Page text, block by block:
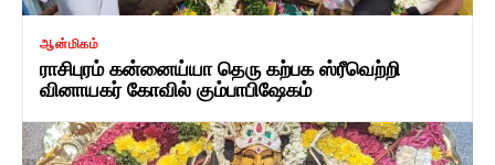
ஆன்மிகம்
ராசிபுரம் கன்னைய்யா தெரு கற்பக ஸ்ரீவெற்றி
வினாயகர் கோவில் கும்பாபிஷேகம்